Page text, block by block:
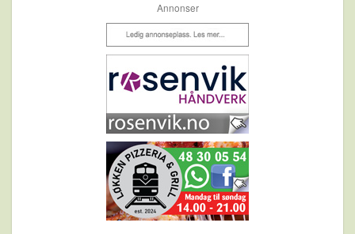
Annonser